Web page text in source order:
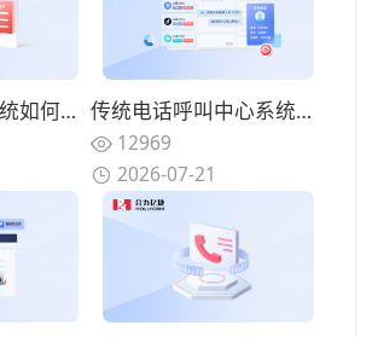
电话呼叫中心系统如何实现来电智能分配？路由策略优化坐席资源调配 传统电话呼叫中心系统面临哪些挑战？数字化转型的迫切性与路径
12969
2026-07-21